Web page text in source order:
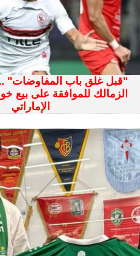
"قبل غلق باب
الزمالك للموافقة على بيع
الإماراتي